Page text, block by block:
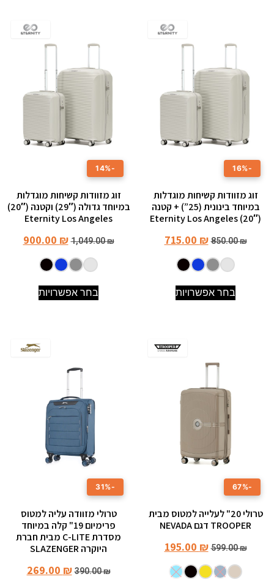
-16%
זוג מזוודות קשיחות מוגדלות
במיוחד בינונית (25”) + קטנה
(20″) Eternity Los Angeles
850.00₪
715.00 ₪
בחר אפשרויות
-14%
זוג מזוודות קשיחות מוגדלות
במיוחד גדולה (29″) וקטנה (20″)
Eternity Los Angeles
1,049.00₪
900.00 ₪
בחר אפשרויות
-67%
טרולי 20" לעלייה למטוס מבית
TROOPER דגם NEVADA
599.00₪
195.00 ₪
-31%
טרולי מזוודה עליה למטוס
פרימיום 19" קלה במיוחד
מסדרת C-LITE מבית חברת
היוקרה SLAZENGER
390.00₪
269.00 ₪